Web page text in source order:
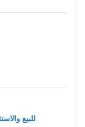
للبيع